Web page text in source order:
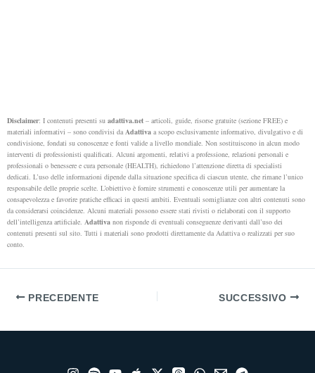
Disclaimer: I contenuti presenti su adattiva.net – articoli, guide, risorse gratuite (sezione FREE) e
materiali informativi – sono condivisi da Adattiva a scopo esclusivamente informativo, divulgativo e di
condivisione, fondati su conoscenze e fonti valide a livello mondiale. Non sostituiscono in alcun modo
interventi di professionisti qualificati. Alcuni argomenti, relativi a professione, relazioni personali e
professionali o benessere e cura personale (HEALTH), richiedono l’attenzione diretta di specialisti
dedicati. L’uso delle informazioni dipende dalla situazione specifica di ciascun utente, che rimane l’unico
responsabile delle proprie scelte. L’obiettivo è fornire strumenti e conoscenze utili per aumentare la
consapevolezza e favorire pratiche efficaci in questi ambiti. Eventuali somiglianze con altri contenuti sono
da considerarsi coincidenze. Alcuni materiali possono essere stati rivisti o rielaborati con il supporto
dell’intelligenza artificiale. Adattiva non risponde di eventuali conseguenze derivanti dall’uso dei
contenuti presenti sul sito. Tutti i materiali sono prodotti direttamente da Adattiva o realizzati per suo
conto.
PRECEDENTE SUCCESSIVO